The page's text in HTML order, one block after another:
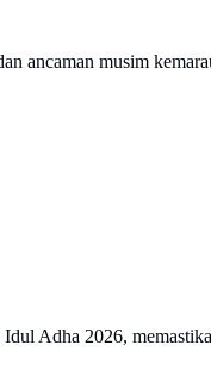
ancaman musim
Adha 2026,